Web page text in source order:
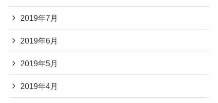
2019年7月
2019年6月
2019年5月
2019年4月